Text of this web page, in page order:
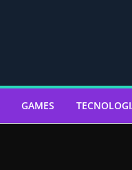
GAMES